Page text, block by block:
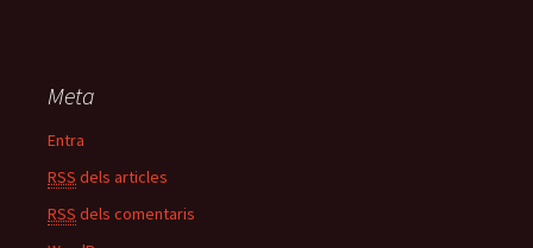
Meta
Entra
RSS dels articles
RSS dels comentaris